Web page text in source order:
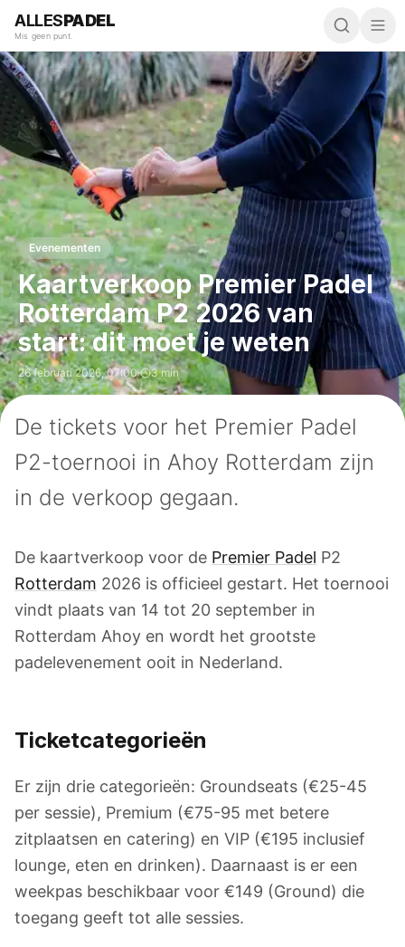
ALLESPADEL
Mis geen punt.
Evenementen
Kaartverkoop Premier Padel
Rotterdam P2 2026 van
start: dit moet je weten
26 februari 2026,07:00· 3 min
De tickets voor het Premier Padel
P2-toernooi in Ahoy Rotterdam zijn
in de verkoop gegaan.
De kaartverkoop voor de Premier Padel P2
Rotterdam 2026 is officieel gestart. Het toernooi
vindt plaats van 14 tot 20 september in
Rotterdam Ahoy en wordt het grootste
padelevenement ooit in Nederland.
Ticketcategorieën
Er zijn drie categorieën: Groundseats (€25-45
per sessie), Premium (€75-95 met betere
zitplaatsen en catering) en VIP (€195 inclusief
lounge, eten en drinken). Daarnaast is er een
weekpas beschikbaar voor €149 (Ground) die
toegang geeft tot alle sessies.